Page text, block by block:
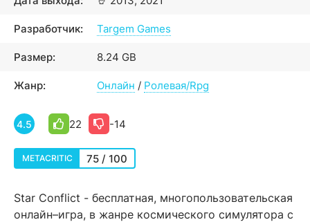
Разработчик: Targem Games
Размер: 8.24 GB
Жанр: Онлайн / Ролевая/Rpg
4.5 22 -14
METACRITIC 75 / 100
Star Conflict - бесплатная, многопользовательская
онлайн–игра, в жанре космического симулятора с